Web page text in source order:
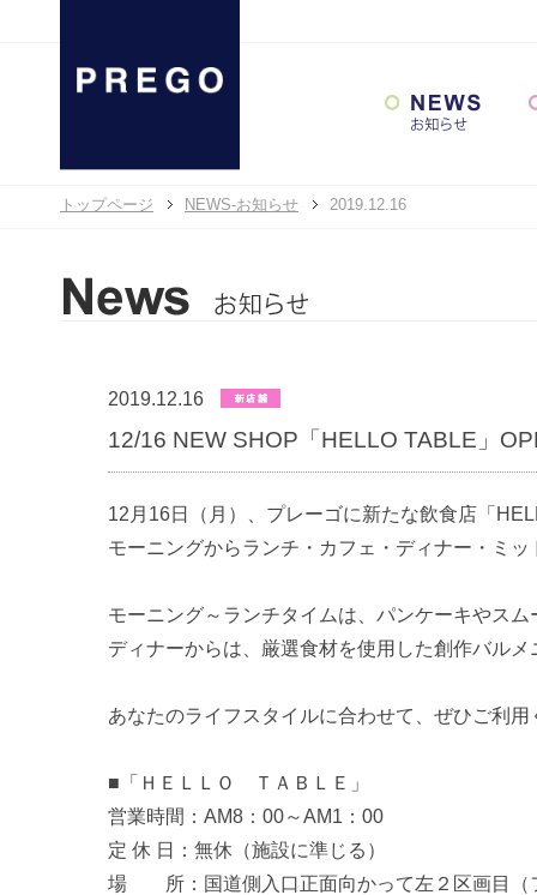
トップページ NEWS-お知らせ 2019.12.16
2019.12.16
12/16 NEW SHOP「HELLO TABLE」
12月16日（月）、プレーゴに新たな飲食店「
モーニングからランチ・カフェ・ディナー・ミ
モーニング～ランチタイムは、パンケーキやス
ディナーからは、厳選食材を使用した創作バル
あなたのライフスタイルに合わせて、ぜひご利用
■「ＨＥＬＬＯ ＴＡＢＬＥ」
営業時間：AM8：00～AM1：00
定 休 日：無休（施設に準じる）
場 所：国道側入口正面向かって左２区画目（